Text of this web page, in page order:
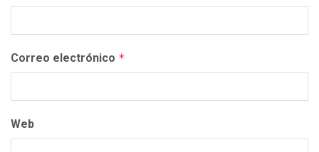
Correo electrónico *
Web